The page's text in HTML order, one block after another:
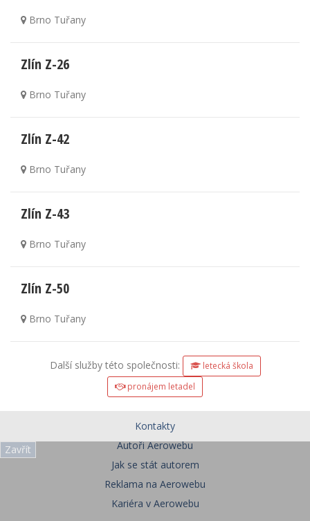
Zavřít
Brno Tuřany
Zlín Z-26
Brno Tuřany
Zlín Z-42
Brno Tuřany
Zlín Z-43
Brno Tuřany
Zlín Z-50
Brno Tuřany
Další služby této společnosti:
letecká škola
pronájem letadel
Kontakty
Autoři Aerowebu
Jak se stát autorem
Reklama na Aerowebu
Kariéra v Aerowebu